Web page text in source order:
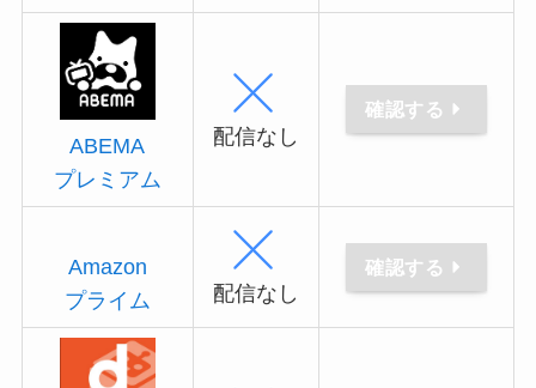
ABEMA
プレミアム
配信なし
確認する
Amazon
プライム
配信なし
確認する